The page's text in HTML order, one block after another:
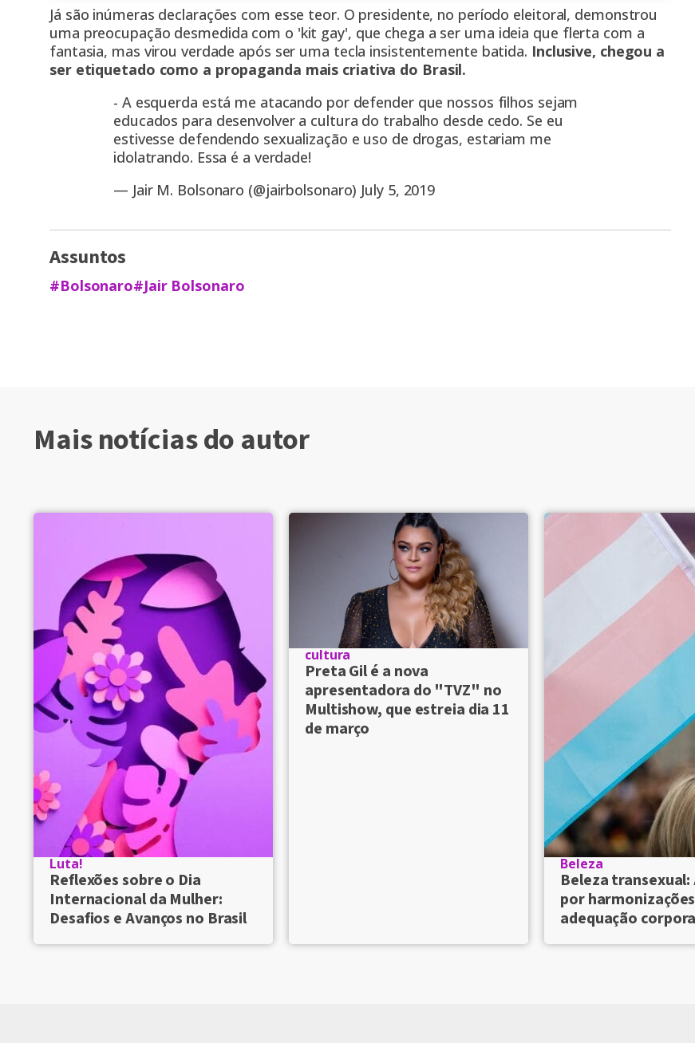
Já são inúmeras declarações com esse teor. O presidente, no período eleitoral, demonstrou
uma preocupação desmedida com o 'kit gay', que chega a ser uma ideia que flerta com a
fantasia, mas virou verdade após ser uma tecla insistentemente batida. Inclusive, chegou a
ser etiquetado como a propaganda mais criativa do Brasil.
- A esquerda está me atacando por defender que nossos filhos sejam
educados para desenvolver a cultura do trabalho desde cedo. Se eu
estivesse defendendo sexualização e uso de drogas, estariam me
idolatrando. Essa é a verdade!
— Jair M. Bolsonaro (@jairbolsonaro) July 5, 2019
Assuntos
#Bolsonaro#Jair Bolsonaro
Mais notícias do autor
Luta!
Reflexões sobre o Dia
Internacional da Mulher:
Desafios e Avanços no Brasil
cultura
Preta Gil é a nova
apresentadora do "TVZ" no
Multishow, que estreia dia 11
de março
Beleza
Beleza transexual:
por
adequação